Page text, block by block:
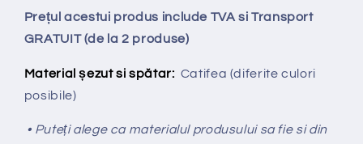
Prețul acestui produs include TVA si Transport
GRATUIT (de la 2 produse)
Material șezut si spătar: Catifea (diferite culori
posibile)
• Puteți alege ca materialul produsului sa fie si din